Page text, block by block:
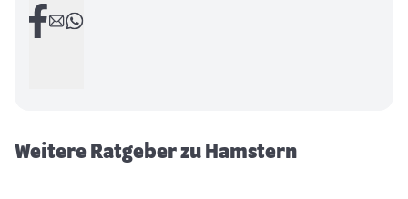
Weitere Ratgeber zu Hamstern